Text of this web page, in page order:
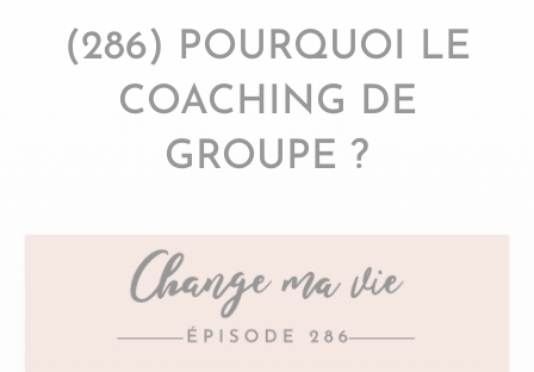
(286) POURQUOI LE
COACHING DE
GROUPE ?